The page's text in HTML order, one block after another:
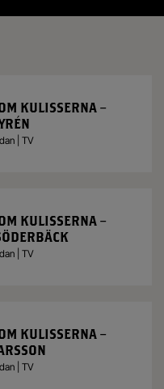
KULISSERNA –
| TV
KULISSERNA –
| TV
KULISSERNA –
| TV